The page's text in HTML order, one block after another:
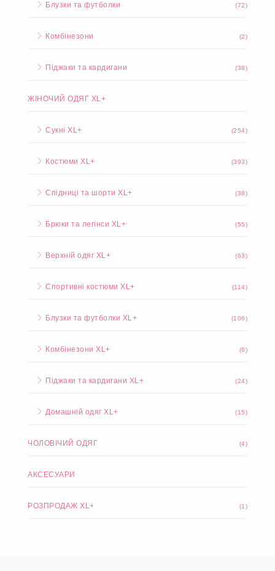
Блузки та футболки (72)
Комбінезони (2)
Піджаки та кардигани (38)
ЖІНОЧИЙ ОДЯГ XL+
Сукні XL+ (254)
Костюми XL+ (393)
Спідниці та шорти XL+ (38)
Брюки та легінси XL+ (55)
Верхній одяг XL+ (63)
Спортивні костюми XL+ (114)
Блузки та футболки XL+ (106)
Комбінезони XL+ (6)
Піджаки та кардигани XL+ (24)
Домашній одяг XL+ (15)
ЧОЛОВІЧИЙ ОДЯГ (4)
АКСЕСУАРИ
РОЗПРОДАЖ XL+ (1)